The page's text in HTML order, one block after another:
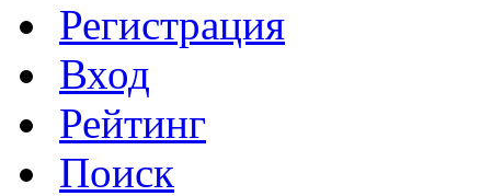
Регистрация
Вход
Рейтинг
Поиск